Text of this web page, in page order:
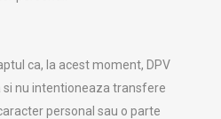
ca, la acest moment, DPV
si nu intentioneaza transfere
personal sau o parte